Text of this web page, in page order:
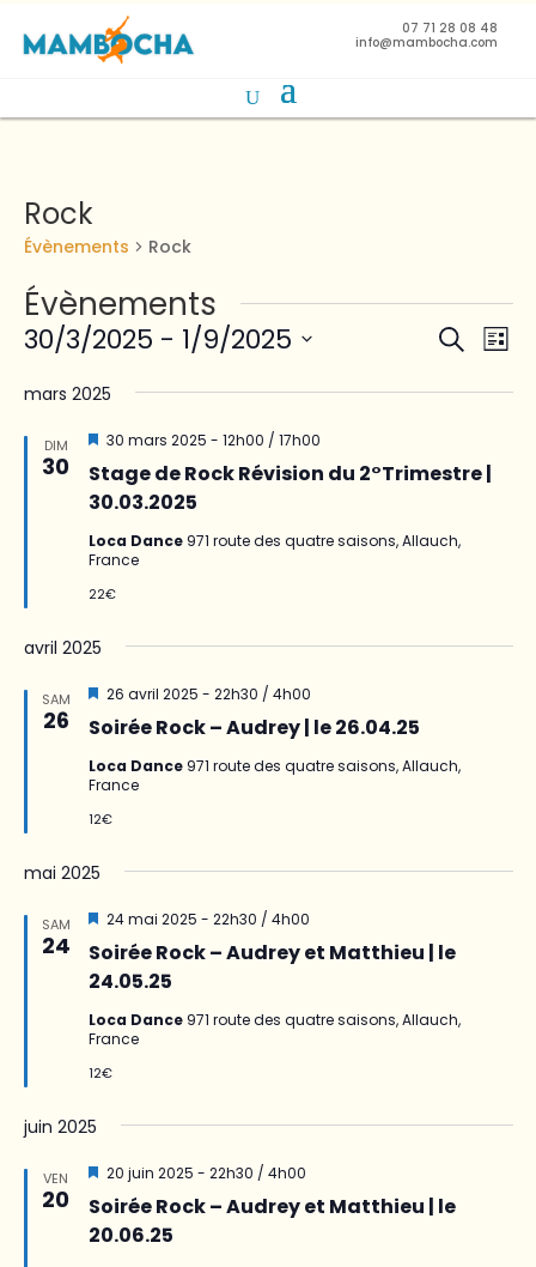
07 71 28 08 48
info@mambocha.com
Rock
Évènements Rock
Évènements
et
vues
de
Liste
30/3/2025 - 1/9/2025
une
mars 2025
DIM
30
Stage de Rock Révision du 2°Trimestre |
30.03.2025
Mis
avant
30 mars 2025 - 12h00 / 17h00
Loca Dance 971 route des quatre saisons, Allauch,
France
22€
avril 2025
SAM
26 Soirée Rock – Audrey | le 26.04.25
Mis
avant
26 avril 2025 - 22h30 / 4h00
Loca Dance 971 route des quatre saisons, Allauch,
France
12€
mai 2025
SAM
24
Soirée Rock – Audrey et Matthieu | le
24.05.25
Mis
avant
24 mai 2025 - 22h30 / 4h00
Loca Dance 971 route des quatre saisons, Allauch,
France
12€
juin 2025
VEN
20
Soirée Rock – Audrey et Matthieu | le
20.06.25
Mis
avant
20 juin 2025 - 22h30 / 4h00